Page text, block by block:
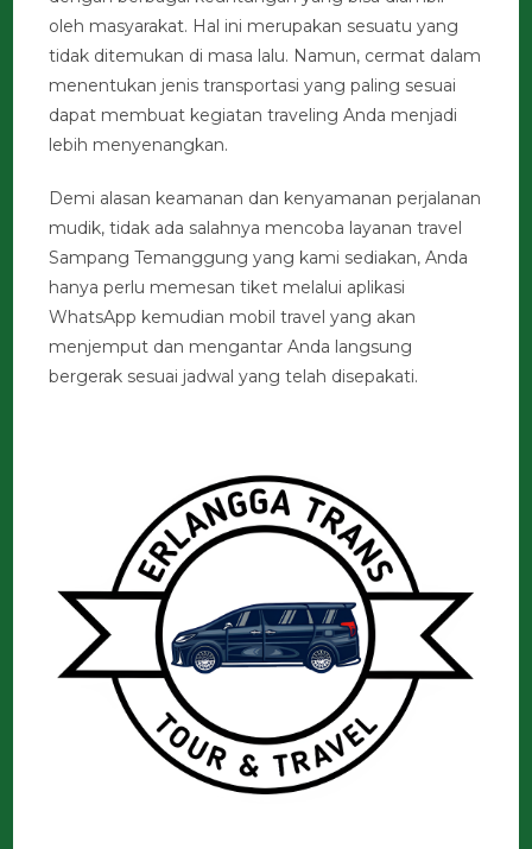
oleh masyarakat. Hal ini merupakan sesuatu yang
tidak ditemukan di masa lalu. Namun, cermat dalam
menentukan jenis transportasi yang paling sesuai
dapat membuat kegiatan traveling Anda menjadi
lebih menyenangkan.
Demi alasan keamanan dan kenyamanan perjalanan
mudik, tidak ada salahnya mencoba layanan travel
Sampang Temanggung yang kami sediakan, Anda
hanya perlu memesan tiket melalui aplikasi
WhatsApp kemudian mobil travel yang akan
menjemput dan mengantar Anda langsung
bergerak sesuai jadwal yang telah disepakati.